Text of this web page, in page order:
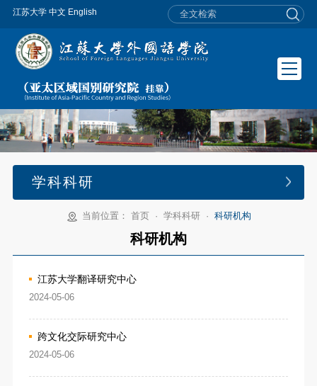
江苏大学 中文 English
学科科研
当前位置： 首页 ·学科科研 ·科研机构
科研机构
江苏大学翻译研究中心
2024-05-06
跨文化交际研究中心
2024-05-06